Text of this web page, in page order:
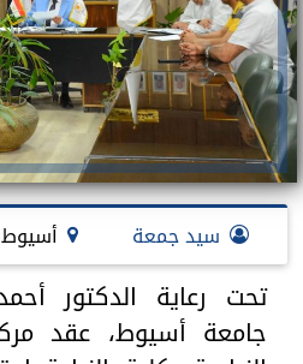
سيد جمعة أسيوط
تحت رعاية الدكتور
جامعة أسيوط، عقد